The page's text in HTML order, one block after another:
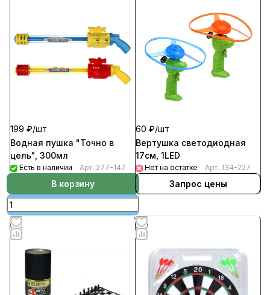
199 ₽/шт
Водная пушка "Точно в
цель", 300мл
Есть в наличии Арт. 277-147
В корзину
60 ₽/шт
Вертушка светодиодная
17см, 1LED
Нет на остатке Арт. 134-227
Запрос цены